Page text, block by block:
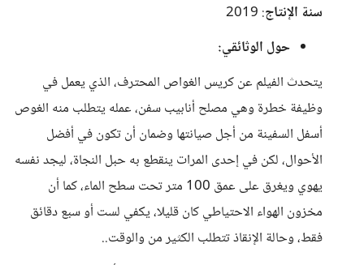
سنة الإنتاج: 2019
حول الوثائقي:
يتحدث الفيلم عن كريس الغواص المحترف، الذي يعمل في
وظيفة خطرة وهي مصلح أنابيب سفن، عمله يتطلب منه الغوص
أسفل السفينة من أجل صيانتها وضمان أن تكون في أفضل
الأحوال، لكن في إحدى المرات ينقطع به حبل النجاة، ليجد نفسه
يهوي ويغرق على عمق 100 متر تحت سطح الماء، كما أن
مخزون الهواء الاحتياطي كان قليلا، يكفي لست أو سبع دقائق
فقط، وحالة الإنقاذ تتطلب الكثير من والوقت..